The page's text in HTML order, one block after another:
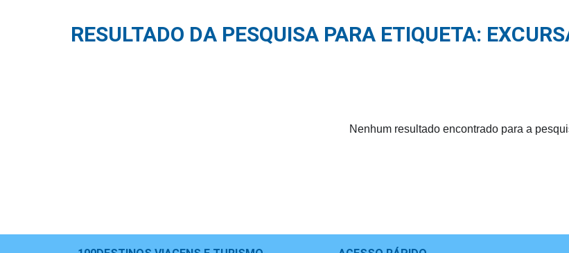
RESULTADO DA PESQUISA PARA ETIQUETA:
Nenhum resultado encontrado para a